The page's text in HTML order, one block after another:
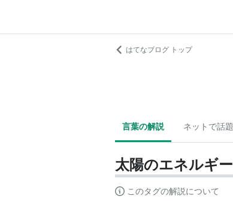
はてなブログ トップ
言葉の解説 ネットで話題
太陽のエネルギー
このタグの解説について